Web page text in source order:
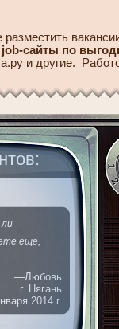
сайты по
и другие.
еще,
—Любовь
г. Нягань
2014 г.